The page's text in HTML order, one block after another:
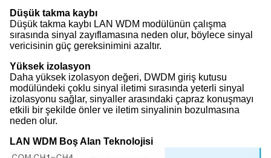
Düşük takma kaybı
Düşük takma kaybı LAN WDM modülünün çalışma
sırasında sinyal zayıflamasına neden olur, böylece sinyal
vericisinin güç gereksinimini azaltır.
Yüksek izolasyon
Daha yüksek izolasyon değeri, DWDM giriş kutusu
modülündeki çoklu sinyal iletimi sırasında yeterli sinyal
izolasyonu sağlar, sinyaller arasındaki çapraz konuşmayı
etkili bir şekilde önler ve iletim sinyalinin bozulmasına
neden olur.
LAN WDM Boş Alan Teknolojisi